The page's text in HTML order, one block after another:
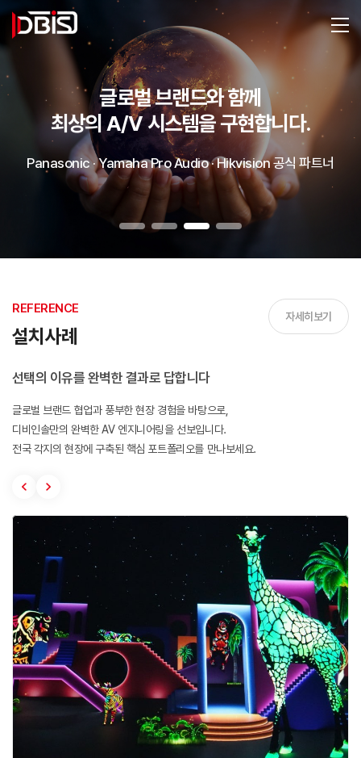
글로벌 브랜드와 함께
최상의 A/V 시스템을 구현합니다.
Panasonic · Yamaha Pro Audio · Hikvision 공식 파트너
REFERENCE
설치사례
선택의 이유를 완벽한 결과로 답합니다
글로벌 브랜드 협업과 풍부한 현장 경험을 바탕으로,
디비인솔만의 완벽한 AV 엔지니어링을 선보입니다.
전국 각지의 현장에 구축된 핵심 포트폴리오를 만나보세요.
자세히보기